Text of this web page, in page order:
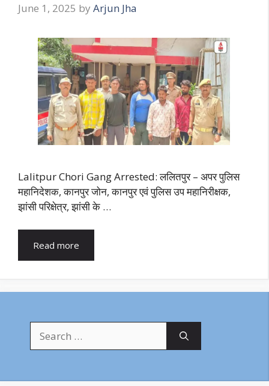
June 1, 2025 by Arjun Jha
Lalitpur Chori Gang Arrested: ललितपुर – अपर पुलिस
महानिदेशक, कानपुर जोन, कानपुर एवं पुलिस उप महानिरीक्षक,
झांसी परिक्षेत्र, झांसी के …
Read more
for: